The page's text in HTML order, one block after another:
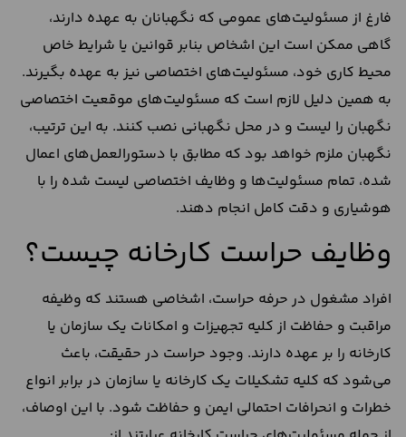
فارغ از مسئولیت‌های عمومی که نگهبانان به عهده دارند،
گاهی ممکن است این اشخاص بنابر قوانین یا شرایط خاص
محیط کاری خود، مسئولیت‌های اختصاصی نیز به عهده بگیرند.
به همین دلیل لازم است که مسئولیت‌های موقعیت اختصاصی
نگهبان را لیست و در محل نگهبانی نصب کنند. به این ترتیب،
نگهبان ملزم خواهد بود که مطابق با دستورالعمل‌های اعمال
شده، تمام مسئولیت‌ها و وظایف اختصاصی لیست شده را با
هوشیاری و دقت کامل انجام دهند.
وظایف حراست کارخانه چیست؟
افراد مشغول در حرفه حراست، اشخاصی هستند که وظیفه
مراقبت و حفاظت از کلیه تجهیزات و امکانات یک سازمان یا
کارخانه را بر عهده دارند. وجود حراست در حقیقت، باعث
می‌شود که کلیه تشکیلات یک کارخانه یا سازمان در برابر انواع
خطرات و انحرافات احتمالی ایمن و حفاظت شود. با این اوصاف،